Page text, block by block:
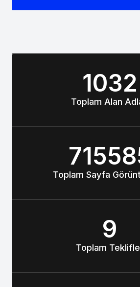
1032
Toplam Alan
Toplam Sayfa
9
Toplam